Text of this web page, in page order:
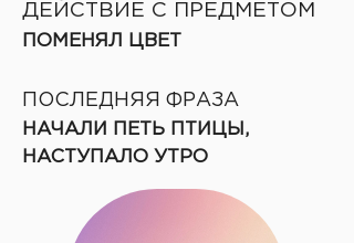
ДЕЙСТВИЕ С ПРЕДМЕТОМ
ПОМЕНЯЛ ЦВЕТ
ПОСЛЕДНЯЯ ФРАЗА
НАЧАЛИ ПЕТЬ ПТИЦЫ,
НАСТУПАЛО УТРО